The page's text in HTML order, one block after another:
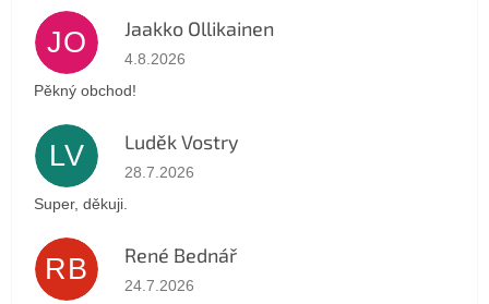
JO Jaakko Ollikainen
Az áruház értékelése 5-ből 5 csillag.
4.8.2026
Pěkný obchod!
LV Luděk Vostry
Az áruház értékelése 5-ből 5 csillag.
28.7.2026
Super, děkuji.
RB René Bednář
Az áruház értékelése 5-ből 5 csillag.
24.7.2026